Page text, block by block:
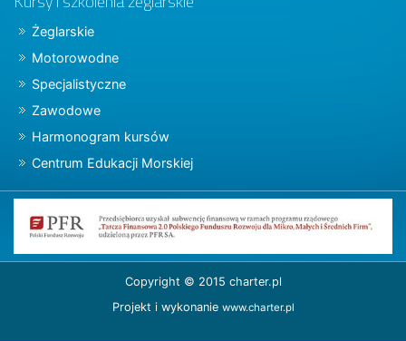
Żeglarskie
Motorowodne
Specjalistyczne
Zawodowe
Harmonogram kursów
Centrum Edukacji Morskiej
Copyright © 2015 charter.pl
Projekt i wykonanie www.charter.pl